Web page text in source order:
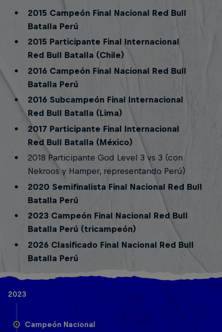
2015 Campeón Final Nacional Red Bull
Batalla Perú
2015 Participante Final Internacional
Red Bull Batalla (Chile)
2016 Campeón Final Nacional Red Bull
Batalla Perú
2016 Subcampeón Final Internacional
Red Bull Batalla (Lima)
2017 Participante Final Internacional
Red Bull Batalla (México)
2018 Participante God Level 3 vs 3 (con
Nekroos y Hamper, representando Perú)
2020 Semifinalista Final Nacional Red Bull
Batalla Perú
2023 Campeón Final Nacional Red Bull
Batalla Perú (tricampeón)
2026 Clasificado Final Nacional Red Bull
Batalla Perú
2023
Campeón Nacional